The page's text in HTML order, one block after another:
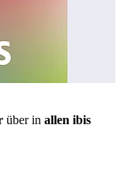
über in allen ibis